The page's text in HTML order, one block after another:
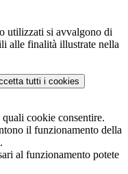
utilizzati si avvalgono di
alle finalità illustrate nella
tutti i cookies
quali cookie consentire.
il funzionamento della
al funzionamento potete